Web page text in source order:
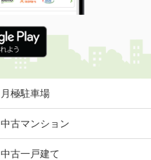
月極駐車場
中古マンション
中古一戸建て